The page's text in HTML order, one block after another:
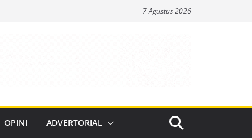
7 Agustus 2026
OPINI ADVERTORIAL